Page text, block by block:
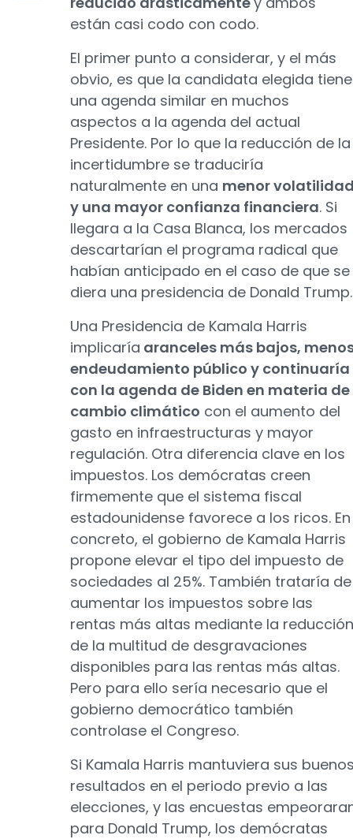
están casi codo con codo.
El primer punto a considerar, y el más
obvio, es que la candidata elegida tiene
una agenda similar en muchos
aspectos a la agenda del actual
Presidente. Por lo que la reducción de la
incertidumbre se traduciría
naturalmente en una menor
y una mayor confianza financiera. Si
llegara a la Casa Blanca, los mercados
descartarían el programa radical que
habían anticipado en el caso de que se
diera una presidencia de Donald Trump.
Una Presidencia de Kamala Harris
implicaría aranceles más bajos,
endeudamiento público y continuaría
con la agenda de Biden en materia de
cambio climático con el aumento del
gasto en infraestructuras y mayor
regulación. Otra diferencia clave en los
impuestos. Los demócratas creen
firmemente que el sistema fiscal
estadounidense favorece a los ricos. En
concreto, el gobierno de Kamala Harris
propone elevar el tipo del impuesto de
sociedades al 25%. También trataría de
aumentar los impuestos sobre las
rentas más altas mediante la reducción
de la multitud de desgravaciones
disponibles para las rentas más altas.
Pero para ello sería necesario que el
gobierno democrático también
controlase el Congreso.
Si Kamala Harris mantuviera sus
resultados en el periodo previo a las
elecciones, y las encuestas
para Donald Trump, los demócratas